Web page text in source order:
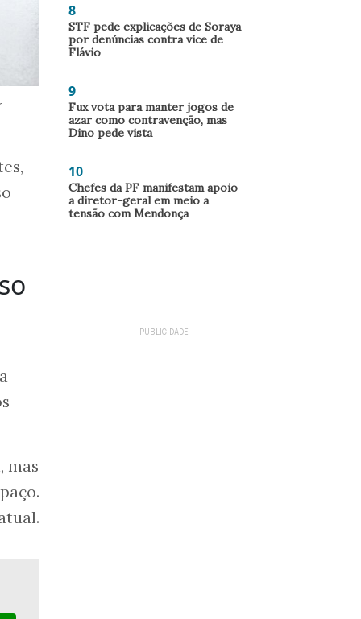
mas
8
STF pede explicações de Soraya
por denúncias contra vice de
Flávio
9
Fux vota para manter jogos de
azar como contravenção, mas
Dino pede vista
10
Chefes da PF manifestam apoio
a diretor-geral em meio a
tensão com Mendonça